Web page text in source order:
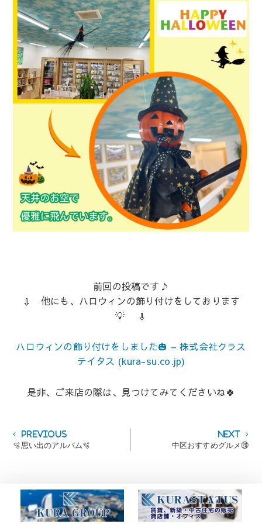
前回の投稿です♪
⇩ 他にも、ハロウィンの飾り付けをしております
💡 ⇩
ハロウィンの飾り付けをしました🎃 – 株式会社クラス
テイタス (kura-su.co.jp)
是非、ご来店の際は、見つけてみてくださいね🍀
投
稿
ゲ
ー
PreviousPrevious
post:
🫧思い出のアルバム🫧
Next
中区おすすめグルメ㉙